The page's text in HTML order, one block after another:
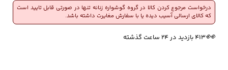
درخواست مرجوع کردن کالا در گروه گوشواره زنانه تنها در صورتی قابل تایید است
که کالای ارسالی آسیب دیده یا با سفارش مغایرت داشته باشد.🔥4 فروش در هفته گذشته
👀413 بازدید در ۲۴ ساعت گذشته